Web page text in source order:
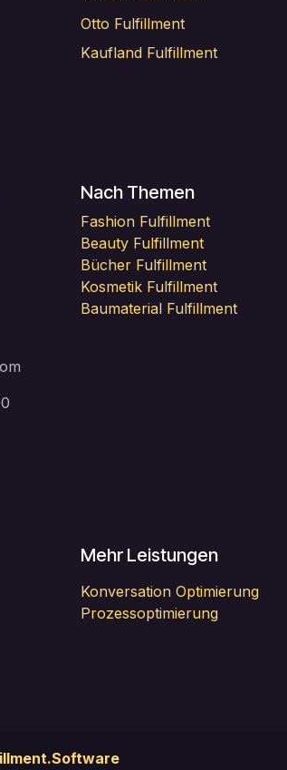
Nach Themen
Fashion Fulfillment
Beauty Fulfillment
Bücher Fulfillment
Kosmetik Fulfillment
Baumaterial Fulfillment
Otto Fulfillment
Kaufland Fulfillment
Mehr Leistungen
Konversation Optimierung
Prozessoptimierung